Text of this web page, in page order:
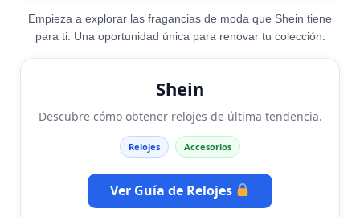
Empieza a explorar las fragancias de moda que Shein tiene
para ti. Una oportunidad única para renovar tu colección.
Shein
Descubre cómo obtener relojes de última tendencia.
Relojes Accesorios
Ver Guía de Relojes